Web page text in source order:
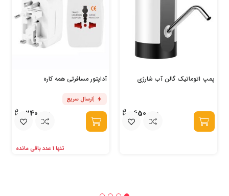
پمپ اتوماتیک گالن آب شارژی
650,000
آداپتور مسافرتی همه کاره
ارسال سریع
240,000
تنها 1 عدد باقی مانده